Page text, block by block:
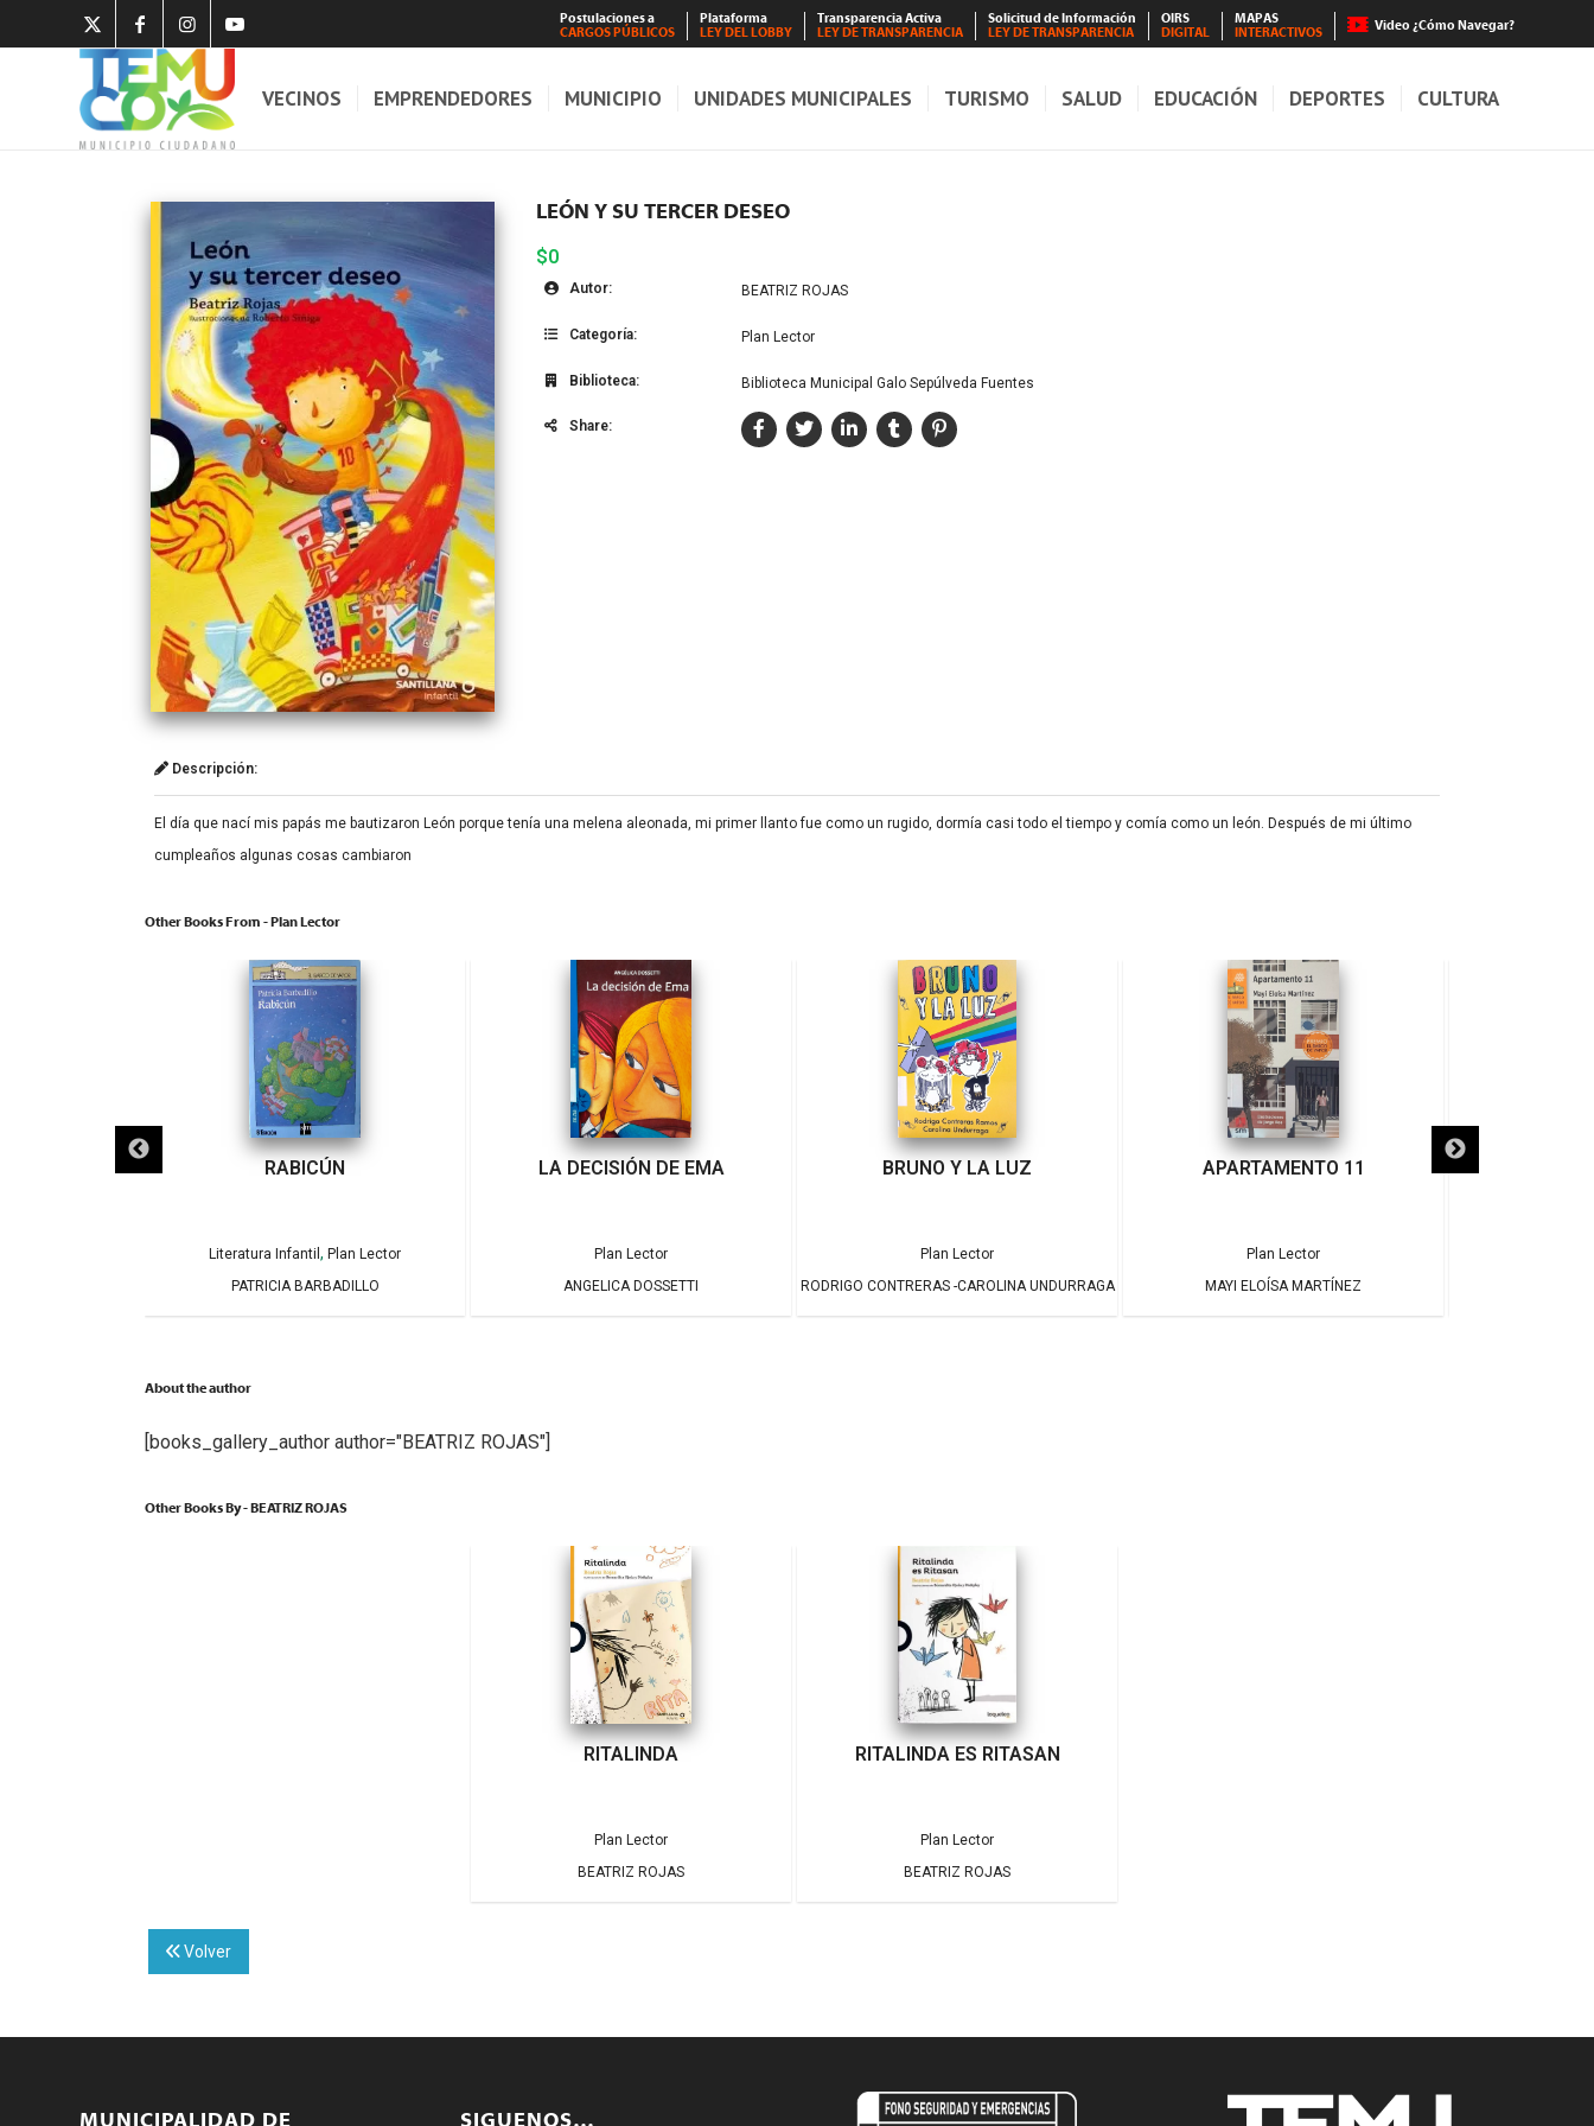
Postulaciones a
CARGOS PÚBLICOS
Plataforma
LEY DEL LOBBY
Transparencia Activa
LEY DE TRANSPARENCIA
Solicitud de Información
LEY DE TRANSPARENCIA
OIRS
DIGITAL
MAPAS
INTERACTIVOS
Video ¿Cómo Navegar?
VECINOS EMPRENDEDORES MUNICIPIO UNIDADES MUNICIPALES TURISMO SALUD EDUCACIÓN DEPORTES CULTURA
LEÓN Y SU TERCER DESEO
$0
Autor: BEATRIZ ROJAS
Categoría: Plan Lector
Biblioteca: Biblioteca Municipal Galo Sepúlveda Fuentes
Share:
Descripción:
El día que nací mis papás me bautizaron León porque tenía una melena aleonada, mi primer llanto fue como un rugido, dormía casi todo el tiempo y comía como un león. Después de mi último
cumpleaños algunas cosas cambiaron
Other Books From - Plan Lector
RABICÚN
Literatura Infantil , Plan Lector
PATRICIA BARBADILLO
LA DECISIÓN DE EMA
Plan Lector
ANGELICA DOSSETTI
BRUNO Y LA LUZ
Plan Lector
RODRIGO CONTRERAS -CAROLINA UNDURRAGA
APARTAMENTO 11
Plan Lector
MAYI ELOÍSA MARTÍNEZ
About the author
[books_gallery_author author="BEATRIZ ROJAS"]
Other Books By - BEATRIZ ROJAS
RITALINDA
Plan Lector
BEATRIZ ROJAS
RITALINDA ES RITASAN
Plan Lector
BEATRIZ ROJAS
Volver
MUNICIPALIDAD DE SIGUENOS…